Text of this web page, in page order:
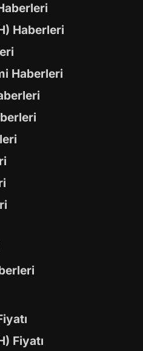
Haberleri
Haberleri
Fiyatı